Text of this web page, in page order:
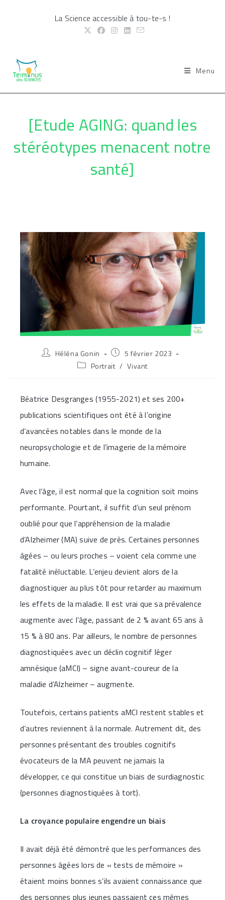
La Science accessible à tou-te-s !
Menu
[Etude AGING: quand les
stéréotypes menacent notre
santé]
Auteur/autrice
Héléna Gonin
Publication
publiée :
5 février 2023
PostPortrait / Vivant
Béatrice Desgranges (1955-2021) et ses 200+
publications scientifiques ont été à l’origine
d’avancées notables dans le monde de la
neuropsychologie et de l’imagerie de la mémoire
humaine.
Avec l’âge, il est normal que la cognition soit moins
performante. Pourtant, il suffit d’un seul prénom
oublié pour que l’appréhension de la maladie
d’Alzheimer (MA) suive de près. Certaines personnes
âgées – ou leurs proches – voient cela comme une
fatalité inéluctable. L’enjeu devient alors de la
diagnostiquer au plus tôt pour retarder au maximum
les effets de la maladie. Il est vrai que sa prévalence
augmente avec l’âge, passant de 2 % avant 65 ans à
15 % à 80 ans. Par ailleurs, le nombre de personnes
diagnostiquées avec un déclin cognitif léger
amnésique (aMCI) – signe avant-coureur de la
maladie d’Alzheimer – augmente.
Toutefois, certains patients aMCI restent stables et
d’autres reviennent à la normale. Autrement dit, des
personnes présentant des troubles cognitifs
évocateurs de la MA peuvent ne jamais la
développer, ce qui constitue un biais de surdiagnostic
(personnes diagnostiquées à tort).
La croyance populaire engendre un biais
Il avait déjà été démontré que les performances des
personnes âgées lors de « tests de mémoire »
étaient moins bonnes s’ils avaient connaissance que
des personnes plus jeunes passaient ces mêmes